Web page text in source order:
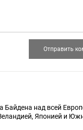
Байдена над всей
Японией и